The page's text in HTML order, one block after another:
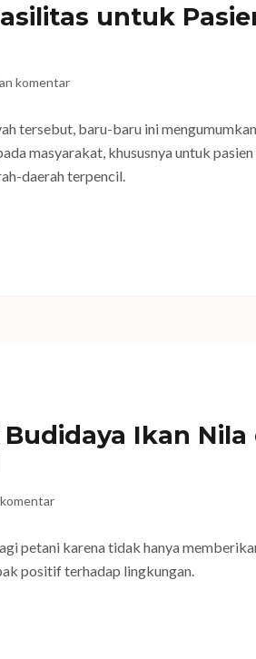
untuk
komentar
tersebut, baru-baru ini mengumumkan
masyarakat, khususnya untuk pasien
daerah terpencil.
Ikan Nila
petani karena tidak hanya
positif terhadap lingkungan.